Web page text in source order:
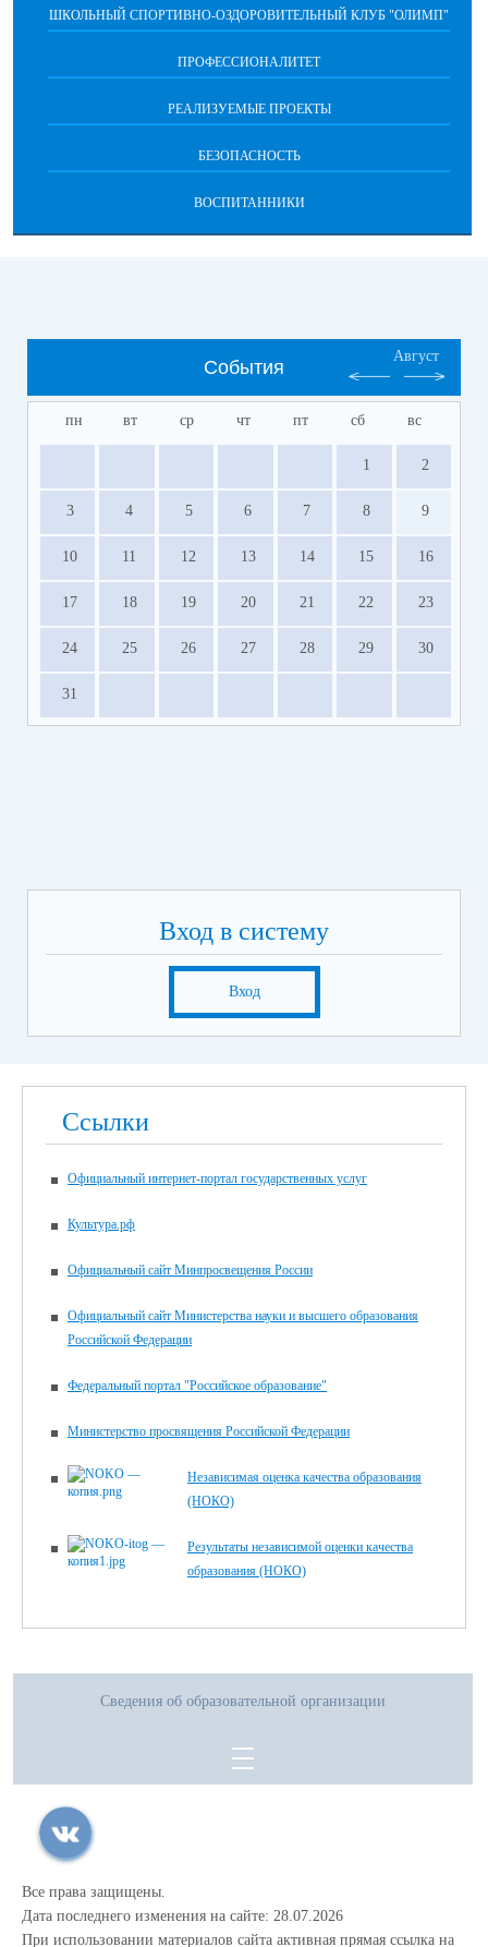
ШКОЛЬНЫЙ СПОРТИВНО-ОЗДОРОВИТЕЛЬНЫЙ КЛУБ "ОЛИМП"
ПРОФЕССИОНАЛИТЕТ
РЕАЛИЗУЕМЫЕ ПРОЕКТЫ
БЕЗОПАСНОСТЬ
ВОСПИТАННИКИ
События
Август
пн вт ср чт пт сб вс
1 2
3 4 5 6 7 8 9
10 11 12 13 14 15 16
17 18 19 20 21 22 23
24 25 26 27 28 29 30
31
Вход в систему
Вход
Ссылки
Официальный интернет-портал государственных услуг
Культура.рф
Официальный сайт Минпросвещения России
Официальный сайт Министерства науки и высшего образования
Российской Федерации
Федеральный портал "Российское образование"
Министерство просвящения Российской Федерации
Независимая оценка качества образования
(НОКО)
Результаты независимой оценки качества
образования (НОКО)
Сведения об образовательной организации
Все права защищены.
Дата последнего изменения на сайте: 28.07.2026
При использовании материалов сайта активная прямая ссылка на